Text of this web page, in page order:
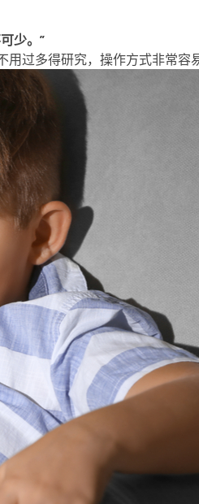
少。”
过多得研究，操作方式非常容